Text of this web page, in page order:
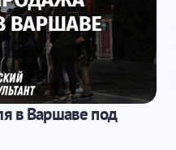
в Варшаве под